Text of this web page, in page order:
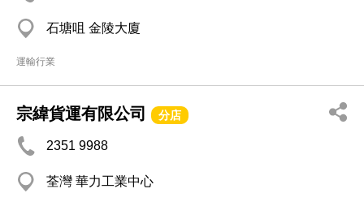
石塘咀 金陵大廈
運輸行業
宗緯貨運有限公司 分店
2351 9988
荃灣 華力工業中心